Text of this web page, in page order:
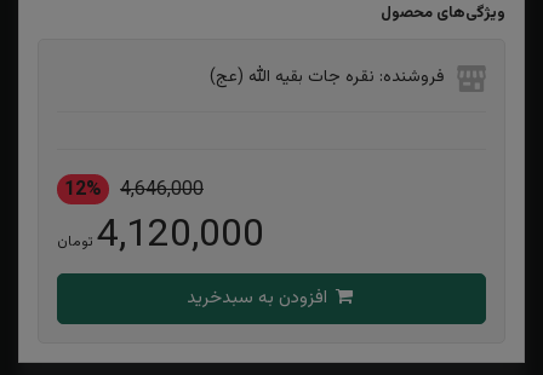
ویژگی‌های محصول
فروشنده: نقره جات بقیه الله (عج)
4,646,000
12%
4,120,000 تومان